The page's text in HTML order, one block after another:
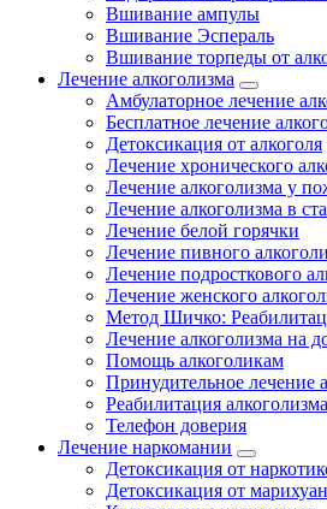
Вшивание ампулы
Вшивание Эспераль
Вшивание торпеды от
Лечение алкоголизма
Амбулаторное лечение
Бесплатное лечение
Детоксикация от алкоголя
Лечение хронического
Лечение алкоголизма у
Лечение алкоголизма в
Лечение белой горячки
Лечение пивного
Лечение подросткового
Лечение женского
Метод Шичко:
Лечение алкоголизма на
Помощь алкоголикам
Принудительное лечение
Реабилитация алкоголизма
Телефон доверия
Лечение наркомании
Детоксикация от
Детоксикация от